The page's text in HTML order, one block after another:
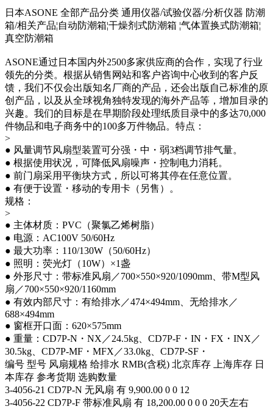
日本ASONE 全部产品分类 通用仪器/试验仪器/分析仪器 防潮
箱/相关产品¦自动防潮箱¦干燥剂式防潮箱 ¦气体置换式防潮箱¦
真空防潮箱
ASONE通过日本国内外2500多家供应商的合作，实现了行业
领先的分类。根据从销售网站和客户咨询中心收到的客户反
馈，我们不仅会出版知名厂商的产品，还会出版自己标准的原
创产品，以及从全球视角独特发现的海外产品等，增加目录的
兴趣。我们的目标是在早期阶段处理纸质目录中的多达70,000
件物品和电子商务中的100多万件物品。特点：
>
● 风量调节风扇型装置可分强・中・弱3档调节排气量。
● 根据使用状况，可降低风扇噪声・控制电力消耗。
● 前门扇采用平衡块方式，所以可将其停在任意位置。
● 有便于设置・移动的专用卡（另售）。
规格：
>
● 主体材质：PVC（聚氯乙烯树脂）
● 电源：AC100V 50/60Hz
● 最大功率：110/130W（50/60Hz）
● 照明：荧光灯（10W）×1盏
● 外形尺寸：带标准风扇／700×550×920/1090mm、带M型风
扇／700×550×920/1160mm
● 有效内部尺寸：有给排水／474×494mm、无给排水／
688×494mm
● 窗框开口面：620×575mm
● 重量：CD7P-N・NX／24.5kg、CD7P-F・IN・FX・INX／
30.5kg、CD7P-MF・MFX／33.0kg、CD7P-SF・
编号 型号 风扇规格 给排水 RMB(含税) 北京库存 上海库存 日
本库存 参考货期 选购数量
3-4056-21 CD7P-N 无风扇 有 9,900.00 0 0 12
3-4056-22 CD7P-F 带标准风扇 有 18,200.00 0 0 0 20天左右